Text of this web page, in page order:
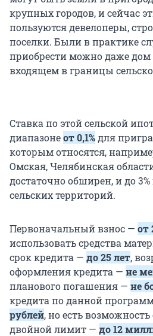
крупных городов, и сейчас
пользуются девелоперы,
поселки. Были в практике
приобрести можно даже дом
входящем в границы
Ставка по этой сельской
диапазонеот 0,1%для
которым относятся,
Омская, Челябинская
достаточно обширен, и до
сельских территорий.
Первоначальный взнос — от
использовать средства
срок кредита — до 25 лет,
оформления кредита — не
планового погашения — не
кредита по данной
рублей, но есть
двойной лимит — до 12